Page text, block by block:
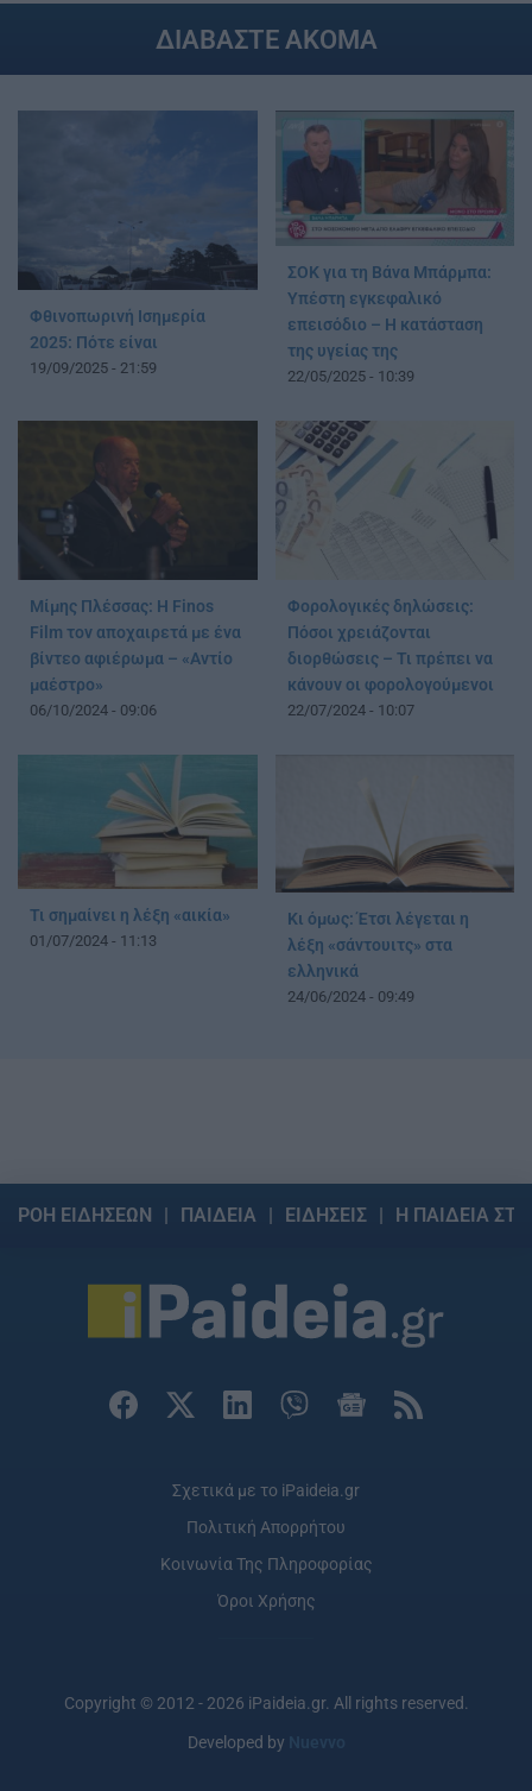
ΔΙΑΒΑΣΤΕ ΑΚΟΜΑ
Φθινοπωρινή Ισημερία
2025: Πότε είναι
19/09/2025 - 21:59
ΣΟΚ για τη Βάνα Μπάρμπα:
Υπέστη εγκεφαλικό
επεισόδιο – Η κατάσταση
της υγείας της
22/05/2025 - 10:39
Μίμης Πλέσσας: Η Finos
Film τον αποχαιρετά με ένα
βίντεο αφιέρωμα – «Αντίο
μαέστρο»
06/10/2024 - 09:06
Φορολογικές δηλώσεις:
Πόσοι χρειάζονται
διορθώσεις – Τι πρέπει να
κάνουν οι φορολογούμενοι
22/07/2024 - 10:07
Τι σημαίνει η λέξη «αικία»
01/07/2024 - 11:13
Κι όμως: Έτσι λέγεται η
λέξη «σάντουιτς» στα
ελληνικά
24/06/2024 - 09:49
ΡΟΗ ΕΙΔΗΣΕΩΝ ΠΑΙΔΕΙΑ ΕΙΔΗΣΕΙΣ Η ΠΑΙΔΕΙΑ
Σχετικά με το iPaideia.gr
Πολιτική Απορρήτου
Κοινωνία Της Πληροφορίας
Όροι Χρήσης
Copyright © 2012 - 2026 iPaideia.gr. All rights reserved.
Developed by